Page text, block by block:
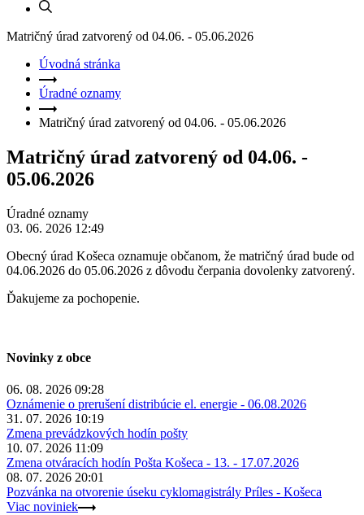
Matričný úrad zatvorený od 04.06. - 05.06.2026
Úvodná stránka
Úradné oznamy
Matričný úrad zatvorený od 04.06. - 05.06.2026
Matričný úrad zatvorený od 04.06. -
05.06.2026
Úradné oznamy
03. 06. 2026 12:49
Obecný úrad Košeca oznamuje občanom, že matričný úrad bude od
04.06.2026 do 05.06.2026 z dôvodu čerpania dovolenky zatvorený.
Ďakujeme za pochopenie.
Novinky z obce
06. 08. 2026 09:28
Oznámenie o prerušení distribúcie el. energie - 06.08.2026
31. 07. 2026 10:19
Zmena prevádzkových hodín pošty
10. 07. 2026 11:09
Zmena otváracích hodín Pošta Košeca - 13. - 17.07.2026
08. 07. 2026 20:01
Pozvánka na otvorenie úseku cyklomagistrály Príles - Košeca
Viac noviniek